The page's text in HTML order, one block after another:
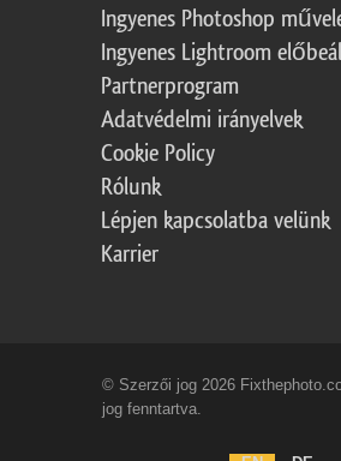
Ingyenes Photoshop
Ingyenes Lightroom
Partnerprogram
Adatvédelmi irányelvek
Cookie Policy
Rólunk
Lépjen kapcsolatba velünk
Karrier
© Szerzői jog 2026
jog fenntartva.